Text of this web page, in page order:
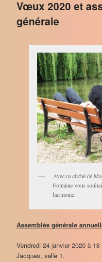
Vœux 2020 et
générale
Avec ce cliché de
Fontaine vous
harmonie.
Assemblée générale
Vendredi 24 janvier 2020 à
Jacques, salle 1.